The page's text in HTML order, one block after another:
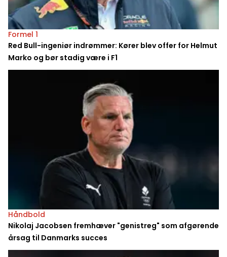
Formel 1
Red Bull-ingeniør indrømmer: Kører blev offer for Helmut
Marko og bør stadig være i F1
Håndbold
Nikolaj Jacobsen fremhæver "genistreg" som afgørende
årsag til Danmarks succes